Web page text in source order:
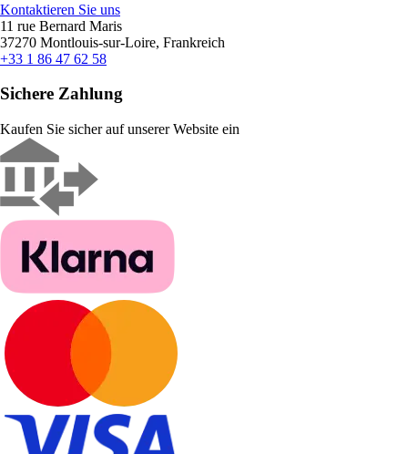
Kontaktieren Sie uns
11 rue Bernard Maris
37270 Montlouis-sur-Loire, Frankreich
+33 1 86 47 62 58
Sichere Zahlung
Kaufen Sie sicher auf unserer Website ein